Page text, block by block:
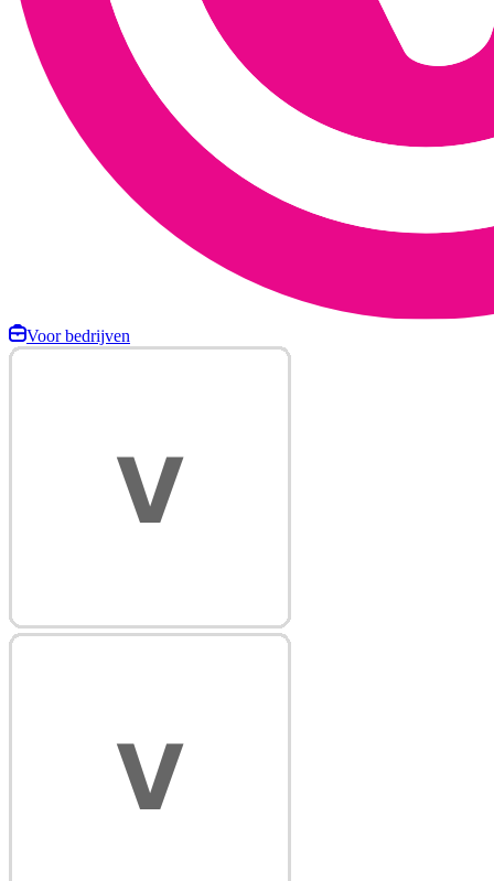
Voor bedrijven